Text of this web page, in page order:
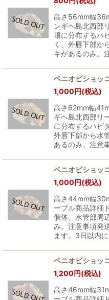
高さ56mm幅
ンギヘ島北西部
壌に分布するハ
く、外唇下部か
キがあるのみ。
ベニオビショッ
1,000円(税込)
高さ62mm幅
ギヘ島北西部リ
に分布するハビ
外唇下部から水
あるのみ。注意
ベニオビショッ
1,000円(税込)
高さ44mm幅
ーブル商品詳細
個体。水管部周
み。注意事項発
ます。3日以内
ベニオビショッ
1,200円(税込)
高さ46mm幅